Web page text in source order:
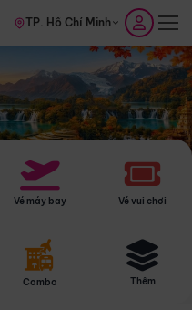
TP. Hồ Chí Minh
Vé máy bay Vé vui chơi
Combo Thêm